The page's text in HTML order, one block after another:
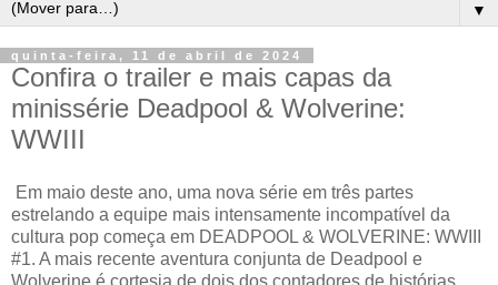
▼
quinta-feira, 11 de abril de 2024
Confira o trailer e mais capas da
minissérie Deadpool & Wolverine:
WWIII
Em maio deste ano, uma nova série em três partes
estrelando a equipe mais intensamente incompatível da
cultura pop começa em DEADPOOL & WOLVERINE: WWIII
#1. A mais recente aventura conjunta de Deadpool e
Wolverine é cortesia de dois dos contadores de histórias